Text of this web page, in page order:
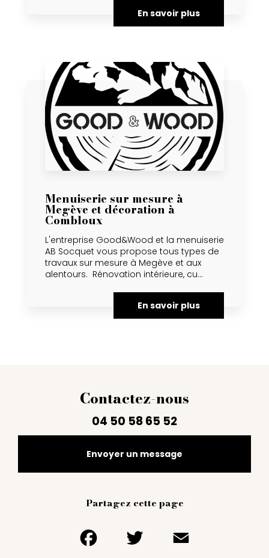
En savoir plus
Menuiserie sur mesure à
Megève et décoration à
Combloux
L'entreprise Good&Wood et la menuiserie
AB Socquet vous propose tous types de
travaux sur mesure à Megève et aux
alentours. Rénovation intérieure, cu...
En savoir plus
Contactez-nous
04 50 58 65 52
Envoyer un message
Partagez cette page